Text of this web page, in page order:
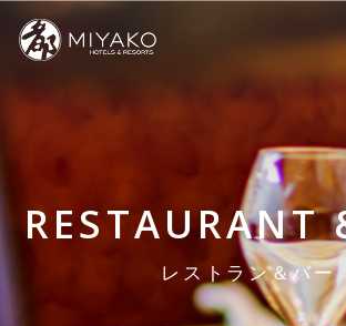
RESTAURANT
レストラン＆バー